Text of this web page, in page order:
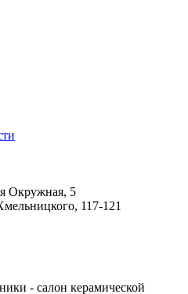
Окружная, 5
117-121
- салон керамической